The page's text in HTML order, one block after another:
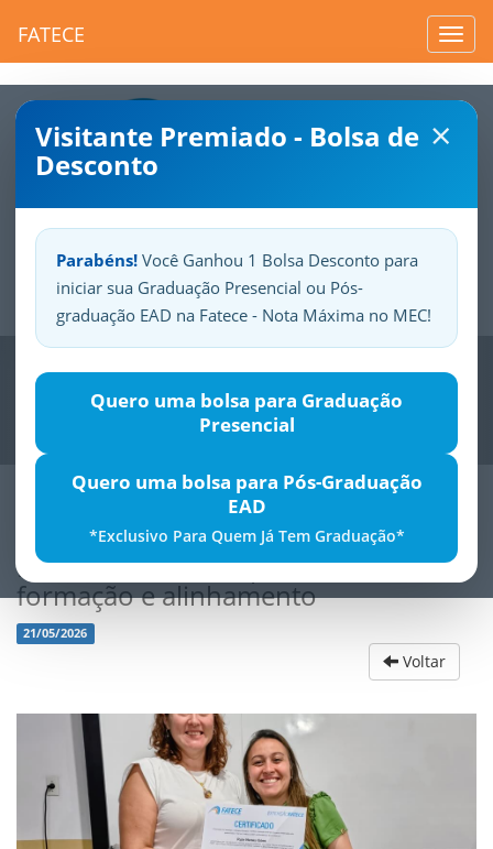
FATECE
×
Visitante Premiado - Bolsa de
Desconto
Parabéns! Você Ganhou 1 Bolsa Desconto para
iniciar sua Graduação Presencial ou Pós-
graduação EAD na Fatece - Nota Máxima no MEC!
Quero uma bolsa para Graduação
Presencial
Quero uma bolsa para Pós-Graduação
EAD
*Exclusivo Para Quem Já Tem Graduação*
SuaFatece.Seuorgulho.
Previous
Encontro do PIBID promove
formação e alinhamento
21/05/2026
Voltar